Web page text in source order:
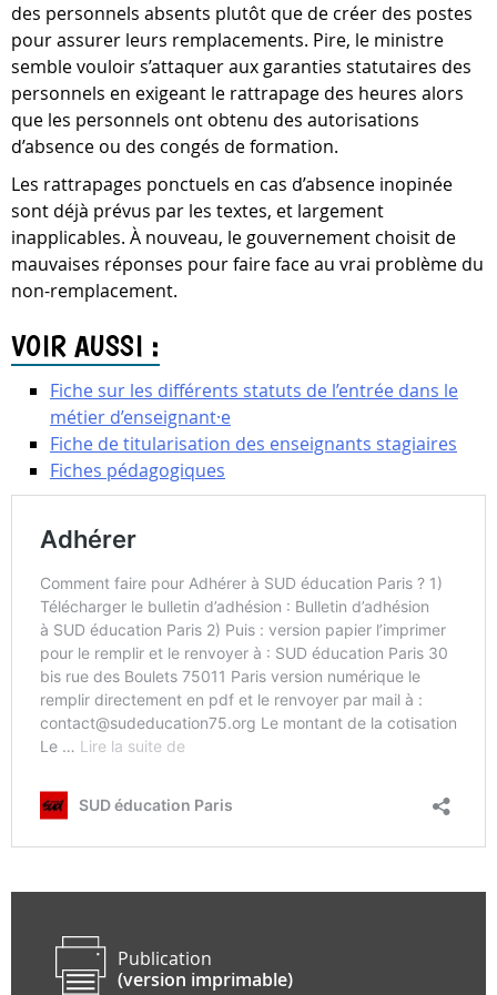
des personnels absents plutôt que de créer des postes
pour assurer leurs remplacements. Pire, le ministre
semble vouloir s’attaquer aux garanties statutaires des
personnels en exigeant le rattrapage des heures alors
que les personnels ont obtenu des autorisations
d’absence ou des congés de formation.
Les rattrapages ponctuels en cas d’absence inopinée
sont déjà prévus par les textes, et largement
inapplicables. À nouveau, le gouvernement choisit de
mauvaises réponses pour faire face au vrai problème du
non-remplacement.
VOIR AUSSI :
Fiche sur les différents statuts de l’entrée dans le
métier d’enseignant·e
Fiche de titularisation des enseignants stagiaires
Fiches pédagogiques
Publication
(version imprimable)